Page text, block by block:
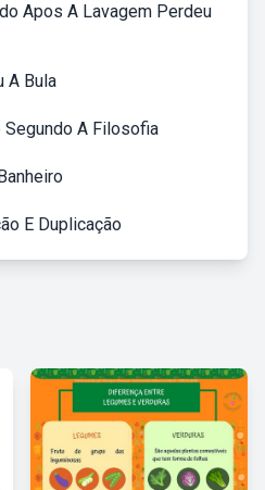
Apos A Lavagem Perdeu
A Bula
Segundo A Filosofia
E Duplicação